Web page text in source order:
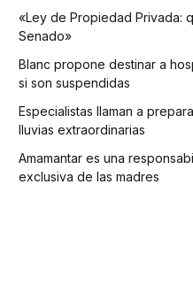
«Ley de Propiedad Privada:
Senado»
Blanc propone destinar a
si son suspendidas
Especialistas llaman a
lluvias extraordinarias
Amamantar es una
exclusiva de las madres